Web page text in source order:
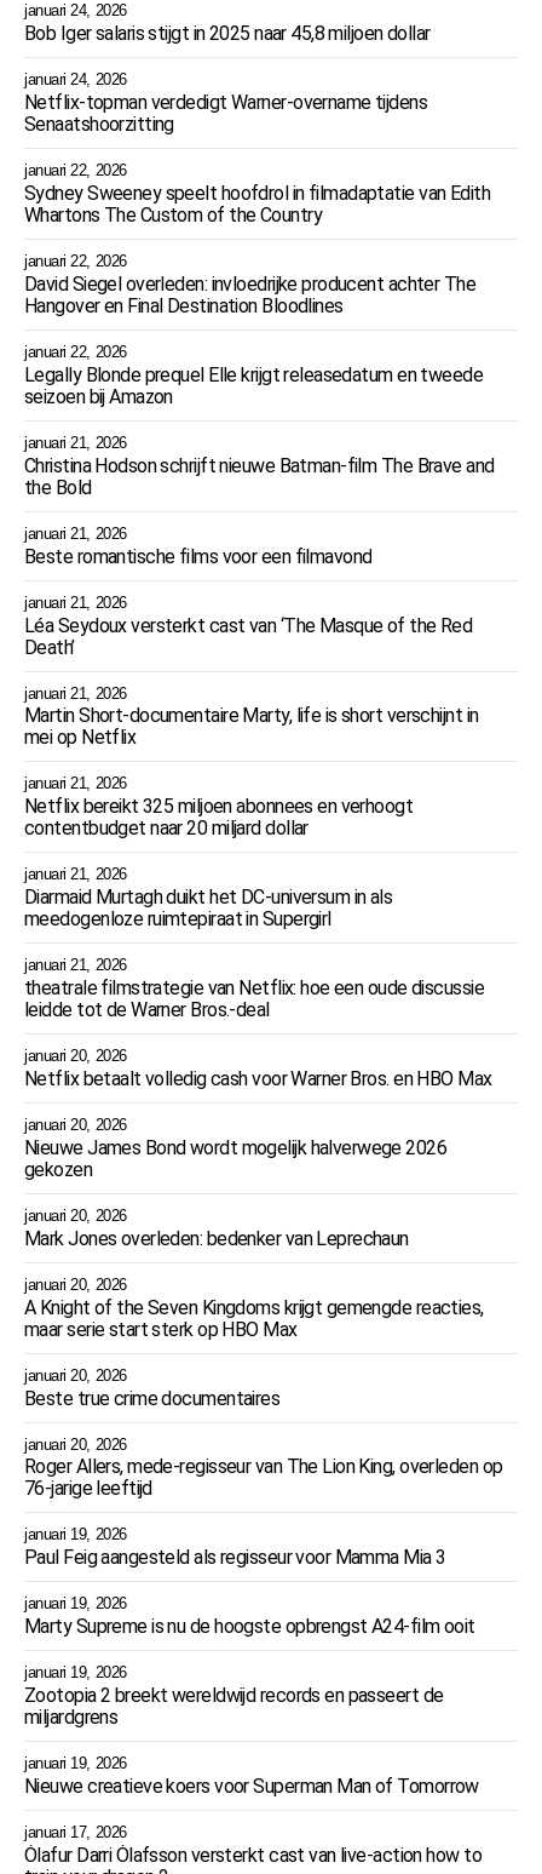
januari 24, 2026
Bob Iger salaris stijgt in 2025 naar 45,8 miljoen dollar
januari 24, 2026
Netflix-topman verdedigt Warner-overname tijdens
Senaatshoorzitting
januari 22, 2026
Sydney Sweeney speelt hoofdrol in filmadaptatie van Edith
Whartons The Custom of the Country
januari 22, 2026
David Siegel overleden: invloedrijke producent achter The
Hangover en Final Destination Bloodlines
januari 22, 2026
Legally Blonde prequel Elle krijgt releasedatum en tweede
seizoen bij Amazon
januari 21, 2026
Christina Hodson schrijft nieuwe Batman-film The Brave and
the Bold
januari 21, 2026
Beste romantische films voor een filmavond
januari 21, 2026
Léa Seydoux versterkt cast van ‘The Masque of the Red
Death’
januari 21, 2026
Martin Short-documentaire Marty, life is short verschijnt in
mei op Netflix
januari 21, 2026
Netflix bereikt 325 miljoen abonnees en verhoogt
contentbudget naar 20 miljard dollar
januari 21, 2026
Diarmaid Murtagh duikt het DC-universum in als
meedogenloze ruimtepiraat in Supergirl
januari 21, 2026
theatrale filmstrategie van Netflix: hoe een oude discussie
leidde tot de Warner Bros.-deal
januari 20, 2026
Netflix betaalt volledig cash voor Warner Bros. en HBO Max
januari 20, 2026
Nieuwe James Bond wordt mogelijk halverwege 2026
gekozen
januari 20, 2026
Mark Jones overleden: bedenker van Leprechaun
januari 20, 2026
A Knight of the Seven Kingdoms krijgt gemengde reacties,
maar serie start sterk op HBO Max
januari 20, 2026
Beste true crime documentaires
januari 20, 2026
Roger Allers, mede-regisseur van The Lion King, overleden op
76-jarige leeftijd
januari 19, 2026
Paul Feig aangesteld als regisseur voor Mamma Mia 3
januari 19, 2026
Marty Supreme is nu de hoogste opbrengst A24-film ooit
januari 19, 2026
Zootopia 2 breekt wereldwijd records en passeert de
miljardgrens
januari 19, 2026
Nieuwe creatieve koers voor Superman Man of Tomorrow
januari 17, 2026
Ólafur Darri Ólafsson versterkt cast van live-action how to